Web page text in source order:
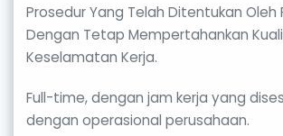
Prosedur Yang Telah Ditentukan Oleh
Dengan Tetap Mempertahankan
Keselamatan Kerja.
Full-time, dengan jam kerja yang
dengan operasional perusahaan.